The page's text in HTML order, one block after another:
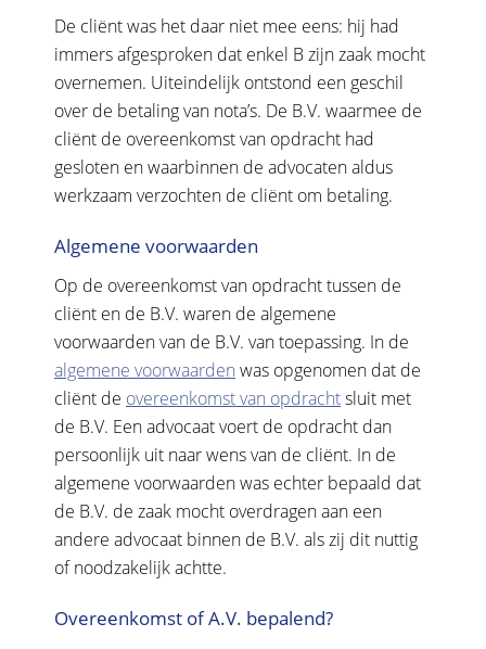
De cliënt was het daar niet mee eens: hij had
immers afgesproken dat enkel B zijn zaak mocht
overnemen. Uiteindelijk ontstond een geschil
over de betaling van nota’s. De B.V. waarmee de
cliënt de overeenkomst van opdracht had
gesloten en waarbinnen de advocaten aldus
werkzaam verzochten de cliënt om betaling.
Algemene voorwaarden
Op de overeenkomst van opdracht tussen de
cliënt en de B.V. waren de algemene
voorwaarden van de B.V. van toepassing. In de
algemene voorwaarden was opgenomen dat de
cliënt de overeenkomst van opdrachtsluit met
de B.V. Een advocaat voert de opdracht dan
persoonlijk uit naar wens van de cliënt. In de
algemene voorwaarden was echter bepaald dat
de B.V. de zaak mocht overdragen aan een
andere advocaat binnen de B.V. als zij dit nuttig
of noodzakelijk achtte.
Overeenkomst of A.V. bepalend?